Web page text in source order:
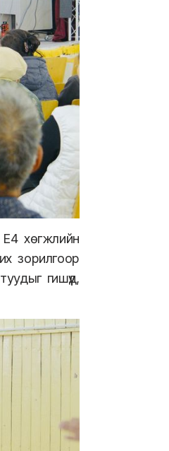
хөгжлийн
зорилгоор
гишүүд,